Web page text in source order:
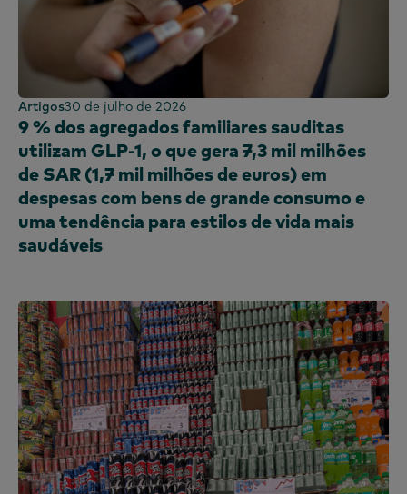
Artigos30 de julho de 2026
9 % dos agregados familiares sauditas
utilizam GLP-1, o que gera 7,3 mil milhões
de SAR (1,7 mil milhões de euros) em
despesas com bens de grande consumo e
uma tendência para estilos de vida mais
saudáveis